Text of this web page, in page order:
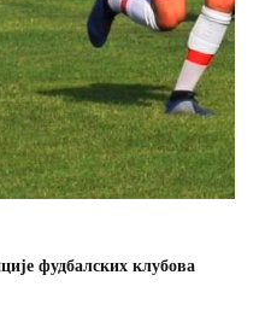
фудбалских клубова